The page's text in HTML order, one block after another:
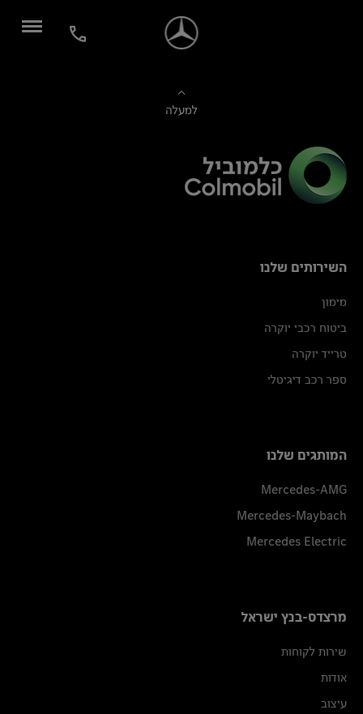
למעלה
השירותים שלנו
מימון
ביטוח רכבי יוקרה
טרייד יוקרה
ספר רכב דיגיטלי
המותגים שלנו
Mercedes-AMG
Mercedes-Maybach
Mercedes Electric
מרצדס-בנץ ישראל
שירות לקוחות
אודות
עיצוב